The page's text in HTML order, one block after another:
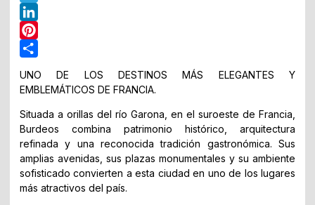
Telegram
LinkedIn
Pinterest
UNO DE LOS DESTINOS MÁS ELEGANTES Y
EMBLEMÁTICOS DE FRANCIA.
Situada a orillas del río Garona, en el suroeste de Francia,
Burdeos combina patrimonio histórico, arquitectura
refinada y una reconocida tradición gastronómica. Sus
amplias avenidas, sus plazas monumentales y su ambiente
sofisticado convierten a esta ciudad en uno de los lugares
más atractivos del país.